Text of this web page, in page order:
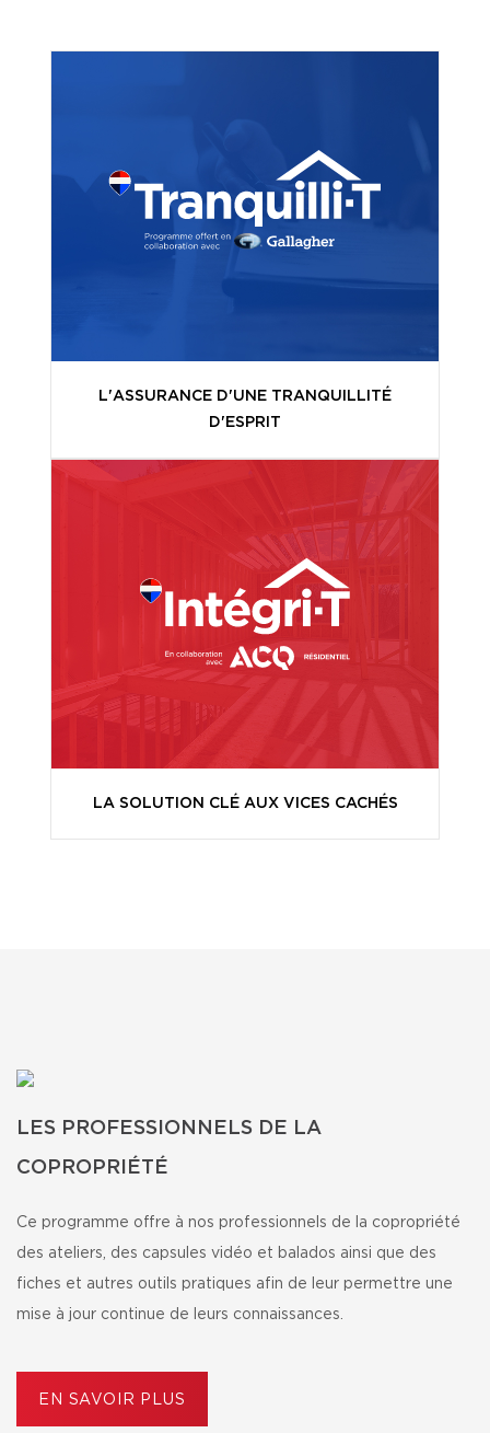
L'ASSURANCE D'UNE TRANQUILLITÉ
D'ESPRIT
LA SOLUTION CLÉ AUX VICES CACHÉS
LES PROFESSIONNELS DE LA
COPROPRIÉTÉ
Ce programme offre à nos professionnels de la copropriété
des ateliers, des capsules vidéo et balados ainsi que des
fiches et autres outils pratiques afin de leur permettre une
mise à jour continue de leurs connaissances.
EN SAVOIR PLUS